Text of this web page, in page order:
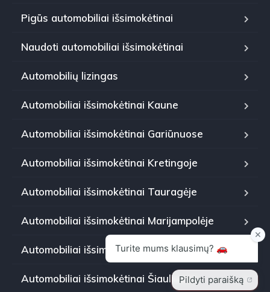
Pigūs automobiliai išsimokėtinai
Naudoti automobiliai išsimokėtinai
Automobilių lizingas
Automobiliai išsimokėtinai Kaune
Automobiliai išsimokėtinai Gariūnuose
Automobiliai išsimokėtinai Kretingoje
Automobiliai išsimokėtinai Tauragėje
Automobiliai išsimokėtinai Marijampolėje
Automobiliai išsimokėtinai Panevėžyje
Automobiliai išsimokėtinai Šiauliuose